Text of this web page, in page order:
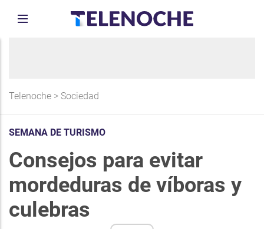
Telenoche > Sociedad
SEMANA DE TURISMO
Consejos para evitar
mordeduras de víboras y
culebras